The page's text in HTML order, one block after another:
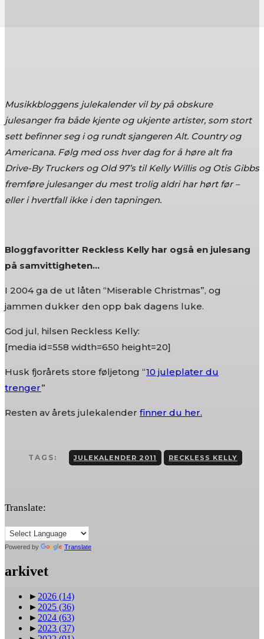
Musikkbloggens julekalender vil by på obskure
julesanger fra både kjente og ukjente artister, som stort
sett befinner seg i og rundt sjangeren Alt. Country og
Americana. Følg med oss hver dag for å høre alt fra
Drive-By Truckers og Old 97’s til Kelly Willis og Otis Gibbs
fremføre julesanger du mest trolig aldri har hørt før –
eller i hvertfall ikke i den tapningen.
Bloggfavoritter Reckless Kelly har også en julesang
på samvittigheten…
I 2004 ga de ut låten “Miserable Christmas”, og
jammen dukker den opp bak dagens luke.
God jul, hilsen Reckless Kelly:
[media id=558 width=650 height=20]
Husk fjorårets store føljetong “10 juleplater du
trenger”
Resten av årets julekalender finner du her.
TAGS: JULEKALENDER 2011 RECKLESS KELLY
Translate:
Powered by Translate
arkivet
► 2026 (14)
► 2025 (36)
► 2024 (63)
► 2023 (37)